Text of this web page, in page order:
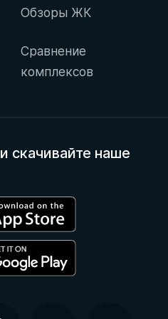
Обзоры ЖК
Сравнение
комплексов
и скачивайте наше